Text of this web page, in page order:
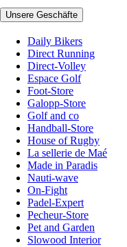
Unsere Geschäfte
Daily Bikers
Direct Running
Direct-Volley
Espace Golf
Foot-Store
Galopp-Store
Golf and co
Handball-Store
House of Rugby
La sellerie de Maé
Made in Paradis
Nauti-wave
On-Fight
Padel-Expert
Pecheur-Store
Pet and Garden
Slowood Interior